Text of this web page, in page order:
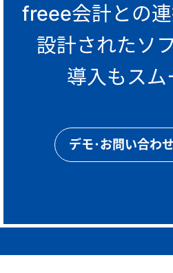
freee会計との
設計されたソ
導入もスム
デモ･お問い合わ